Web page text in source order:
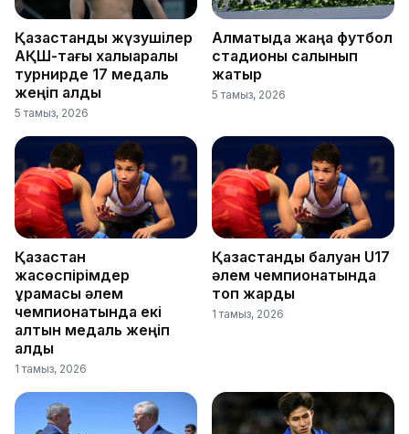
Қазақстандық жүзушілер
АҚШ-тағы халықаралық
турнирде 17 медаль
жеңіп алды
5 тамыз, 2026
Алматыда жаңа футбол
стадионы салынып
жатыр
5 тамыз, 2026
Қазақстан
жасөспірімдер
құрамасы әлем
чемпионатында екі
алтын медаль жеңіп
алды
1 тамыз, 2026
Қазақстандық балуан U17
әлем чемпионатында
топ жарды
1 тамыз, 2026